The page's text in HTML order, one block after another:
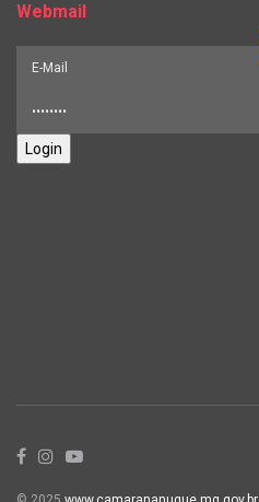
Webmail
Login